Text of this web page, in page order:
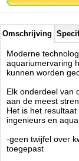
- oplossingen die
een optimale
overlooprooster,
- slim ontworpen
ondersteunen
- wees altijd
terugslagklep dat er
ULTRA STIL VOOR
- anti-vibratieschuim
- zelfnivellerende
- slim ontworpen
- nauwkeurige
schuifafsluiter
Het Optiwhite
Omschrijving
Moderne
aquariumervaring
kunnen worden
Elk onderdeel van
aan de meest
Het is het
ingenieurs en
-geen twijfel over
toegepast